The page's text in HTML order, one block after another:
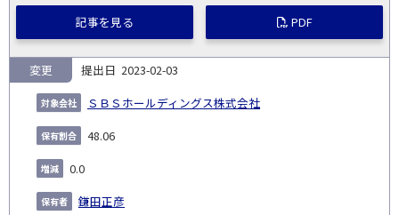
記事を見る PDF
2023-02-03
ＳＢＳホールディングス株式会社
変更
48.06
0.0
鎌田正彦